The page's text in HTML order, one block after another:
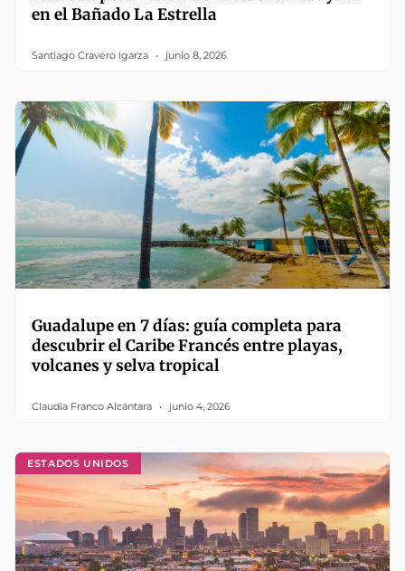
en el Bañado La Estrella
Santiago Cravero Igarza junio 8, 2026
Guadalupe en 7 días: guía completa para
descubrir el Caribe Francés entre playas,
volcanes y selva tropical
Claudia Franco Alcántara junio 4, 2026
ESTADOS UNIDOS